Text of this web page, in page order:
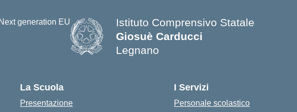
Istituto Comprensivo Statale
Giosuè Carducci
Legnano
La Scuola
Presentazione
I Servizi
Personale scolastico